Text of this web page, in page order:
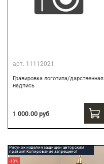
арт. 11112021
Гравировка логотипа/дарственная
надпись
1 000.00 руб
Рисунок изделия защищен авторским
правом! Копирование запрещено!
-13%